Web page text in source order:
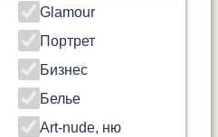
Glamour
Портрет
Бизнес
Белье
Art-nude, ню